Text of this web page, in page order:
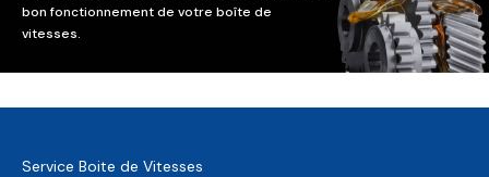
bon fonctionnement de votre boîte de
vitesses.
Service Boite de Vitesses